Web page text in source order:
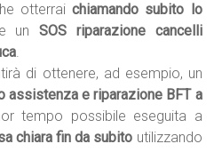
otterraichiamando subito lo
unSOS riparazione cancelli
.
di ottenere, ad esempio, un
assistenza e riparazione BFT a
tempo possibile eseguita a
chiara fin da subito utilizzando